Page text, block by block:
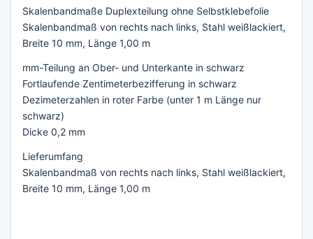
Skalenbandmaße Duplexteilung ohne Selbstklebefolie
Skalenbandmaß von rechts nach links, Stahl weißlackiert,
Breite 10 mm, Länge 1,00 m
mm-Teilung an Ober- und Unterkante in schwarz
Fortlaufende Zentimeterbezifferung in schwarz
Dezimeterzahlen in roter Farbe (unter 1 m Länge nur
schwarz)
Dicke 0,2 mm
Lieferumfang
Skalenbandmaß von rechts nach links, Stahl weißlackiert,
Breite 10 mm, Länge 1,00 m